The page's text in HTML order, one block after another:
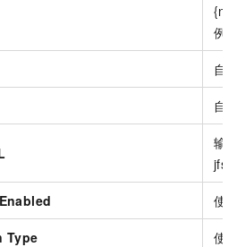
例
自
自
输
使
Type 使